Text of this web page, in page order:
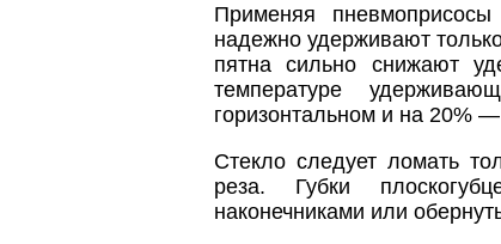
Применяя
надежно удерживают
пятна сильно снижают
температуре
горизонтальном и на 20%
Стекло следует ломать
реза. Губки
наконечниками или